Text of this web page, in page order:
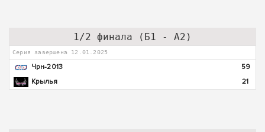
1/2 финала (Б1 - А2)
Серия завершена 12.01.2025
Чрн-2013
59
Крылья
21